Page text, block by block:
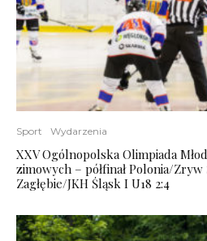
Sport Wydarzenia
XXV Ogólnopolska Olimpiada
zimowych – półfinał Polonia/Zryw
Zagłębie/JKH Śląsk I U18 2:4